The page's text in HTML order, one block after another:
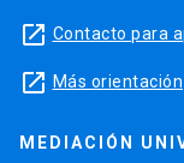
launch Contacto para
launch Más orientación
MEDIACIÓN